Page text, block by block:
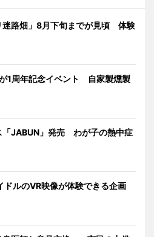
迷路畑」8月下旬までが見頃 体験
1周年記念イベント 自家製燻製
「JABUN」発売 わが子の熱中症
ルのVR映像が体験できる企画